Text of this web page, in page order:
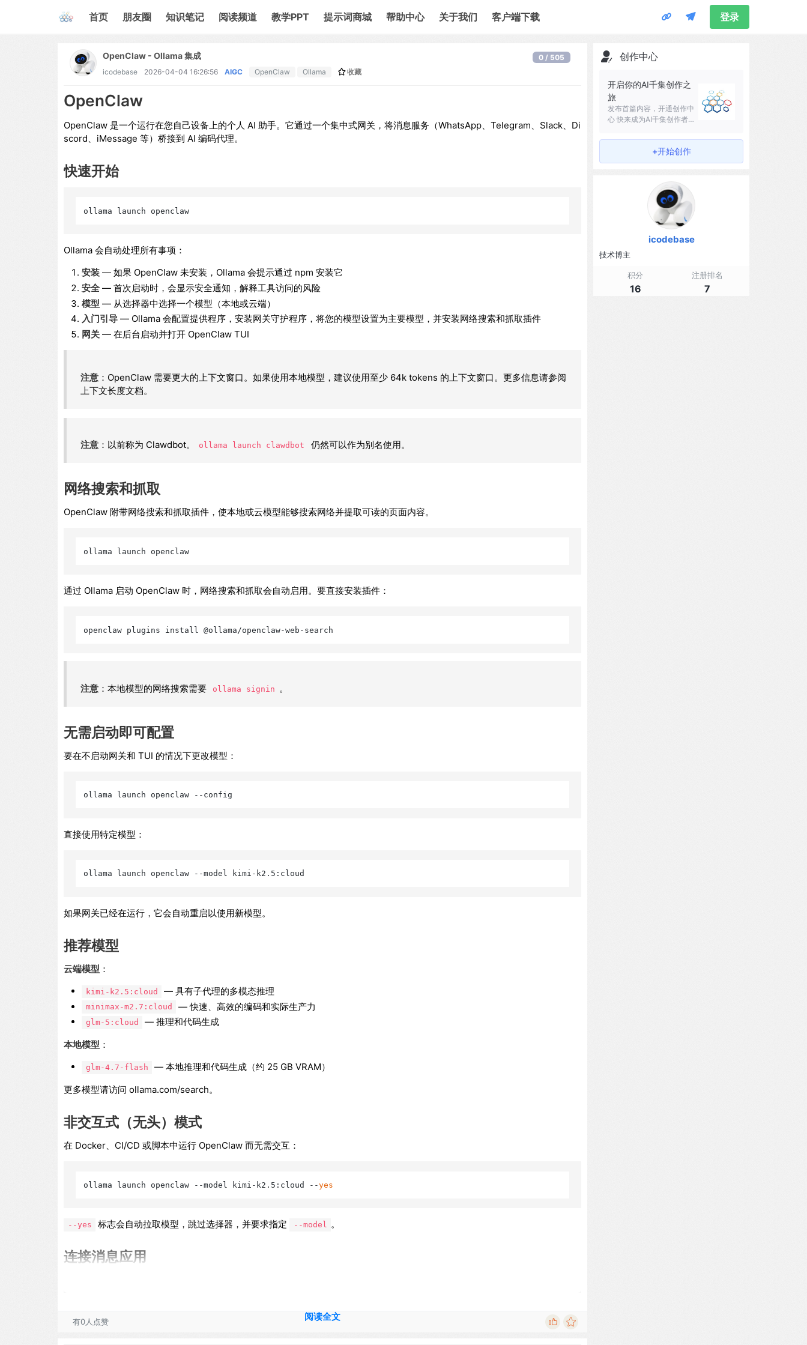
首页 朋友圈 知识笔记 阅读频道 教学PPT 提示词商城 帮助中心 关于我们 客户端下载 登录
OpenClaw - Ollama 集成
icodebase 2026-04-04 16:26:56 AIGC OpenClaw Ollama 收藏
0 / 505
OpenClaw
OpenClaw 是一个运行在您自己设备上的个人 AI 助手。它通过一个集中式网关，将消息服务（WhatsApp、Telegram、Slack、Di
scord、iMessage 等）桥接到 AI 编码代理。
快速开始
ollama launch openclaw
Ollama 会自动处理所有事项：
安装 — 如果 OpenClaw 未安装，Ollama 会提示通过 npm 安装它
安全 — 首次启动时，会显示安全通知，解释工具访问的风险
模型 — 从选择器中选择一个模型（本地或云端）
入门引导 — Ollama 会配置提供程序，安装网关守护程序，将您的模型设置为主要模型，并安装网络搜索和抓取插件
网关 — 在后台启动并打开 OpenClaw TUI
注意：OpenClaw 需要更大的上下文窗口。如果使用本地模型，建议使用至少 64k tokens 的上下文窗口。更多信息请参阅
上下文长度文档。
注意：以前称为 Clawdbot。 ollama launch clawdbot 仍然可以作为别名使用。
网络搜索和抓取
OpenClaw 附带网络搜索和抓取插件，使本地或云模型能够搜索网络并提取可读的页面内容。
ollama launch openclaw
通过 Ollama 启动 OpenClaw 时，网络搜索和抓取会自动启用。要直接安装插件：
注意：本地模型的网络搜索需要 ollama signin 。
无需启动即可配置
要在不启动网关和 TUI 的情况下更改模型：
直接使用特定模型：
如果网关已经在运行，它会自动重启以使用新模型。
推荐模型
云端模型 ：
kimi-k2.5:cloud — 具有子代理的多模态推理
minimax-m2.7:cloud — 快速、高效的编码和实际生产力
glm-5:cloud
— 推理和代码生成
本地模型 ：
glm-4.7-flash
— 本地推理和代码生成（约 25 GB VRAM）
更多模型请访问 ollama.com/search。
非交互式（无头）模式
在 Docker、CI/CD 或脚本中运行 OpenClaw 而无需交互：
ollama launch openclaw --model kimi-k2.5:cloud --yes
--yes 标志会自动拉取模型，跳过选择器，并要求指定 --model 。
连接消息应用
阅读全文
有0人点赞
创作中心
开启你的AI千集创作之
旅
发布首篇内容，开通创作中
心 快来成为AI千集创作者吧
+开始创作
icodebase
技术博主
积分
16
注册排名
7